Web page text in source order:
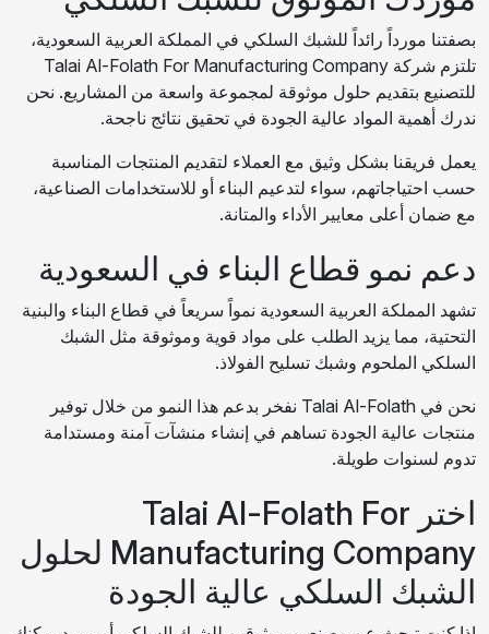
بصفتنا مورداً رائداً للشبك السلكي في المملكة العربية السعودية،
تلتزم شركة Talai Al-Folath For Manufacturing Company
للتصنيع بتقديم حلول موثوقة لمجموعة واسعة من المشاريع. نحن
ندرك أهمية المواد عالية الجودة في تحقيق نتائج ناجحة.
يعمل فريقنا بشكل وثيق مع العملاء لتقديم المنتجات المناسبة
حسب احتياجاتهم، سواء لتدعيم البناء أو للاستخدامات الصناعية،
مع ضمان أعلى معايير الأداء والمتانة.
دعم نمو قطاع البناء في السعودية
تشهد المملكة العربية السعودية نمواً سريعاً في قطاع البناء والبنية
التحتية، مما يزيد الطلب على مواد قوية وموثوقة مثل الشبك
السلكي الملحوم وشبك تسليح الفولاذ.
نحن في Talai Al-Folath نفخر بدعم هذا النمو من خلال توفير
منتجات عالية الجودة تساهم في إنشاء منشآت آمنة ومستدامة
تدوم لسنوات طويلة.
اختر Talai Al-Folath For
Manufacturing Company لحلول
الشبك السلكي عالية الجودة